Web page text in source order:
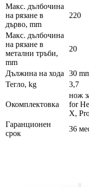
Макс. дълбочина
на рязане в
дърво, mm
220
Макс. дълбочина
на рязане в
метални тръби,
mm
20
Дължина на хода
30
Тегло, kg
3,7
Окомплектовка
нож
for
X,
Гаранционен
срок
36